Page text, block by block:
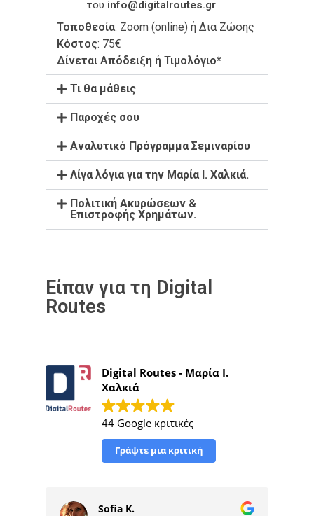
του info@digitalroutes.gr
Τοποθεσία: Zoom (online) ή Δια Ζώσης
Κόστος: 75€
Δίνεται Απόδειξη ή Τιμολόγιο*
Τι θα μάθεις
Παροχές σου
Αναλυτικό Πρόγραμμα Σεμιναρίου
Λίγα λόγια για την Μαρία Ι. Χαλκιά.
Πολιτική Ακυρώσεων &
Επιστροφής Χρημάτων.
Είπαν για τη Digital
Routes
Digital Routes - Μαρία Ι.
Χαλκιά
44 Google κριτικές
Γράψτε μια κριτική
minos ceramics